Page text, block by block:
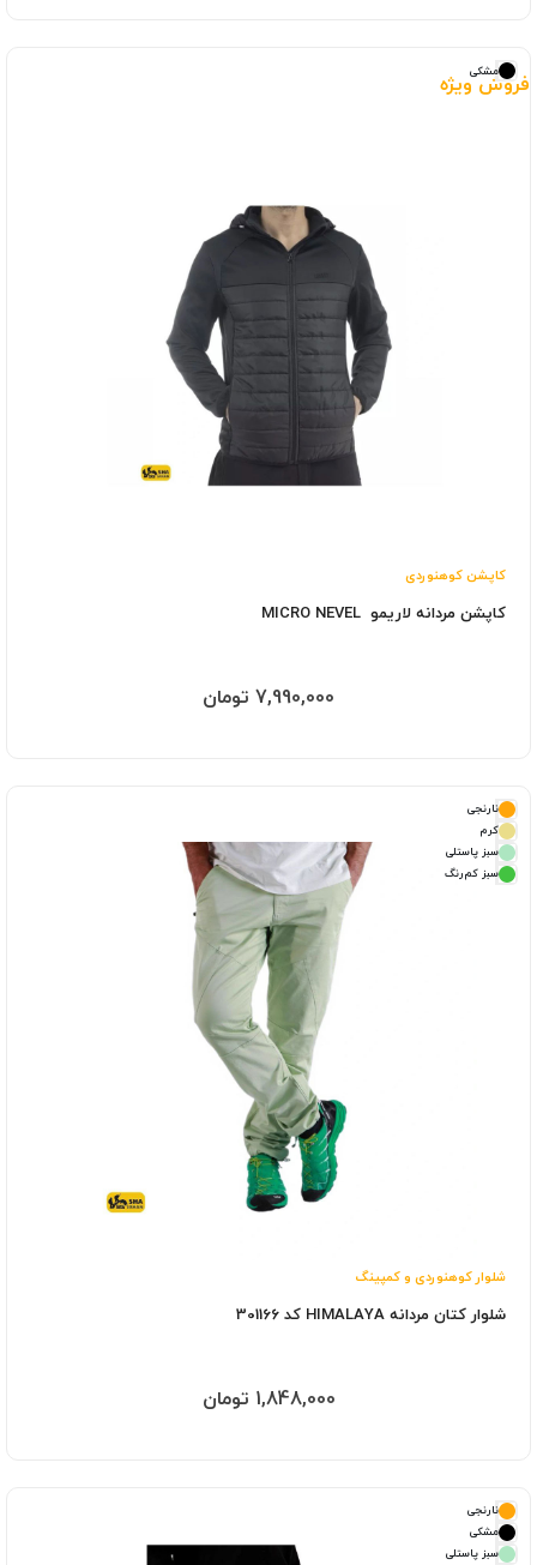
فروش ویژه
کاپشن کوهنوردی
کاپشن مردانه لاریمو MICRO NEVEL
7,990,000 تومان
مشکی
شلوار کوهنوردی و کمپینگ
شلوار کتان مردانه HIMALAYA کد 301166
1,848,000 تومان
نارنجی
کرم
سبز پاستلی
سبز کم‌رنگ
نارنجی
مشکی
سبز پاستلی